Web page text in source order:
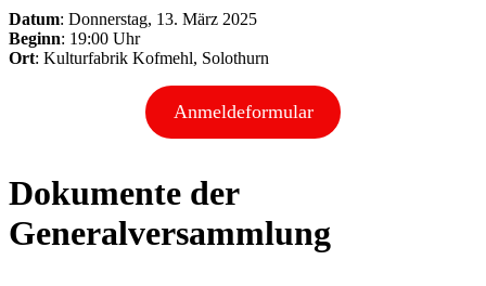
Datum: Donnerstag, 13. März 2025
Beginn: 19:00 Uhr
Ort: Kulturfabrik Kofmehl, Solothurn
Anmeldeformular
Dokumente der
Generalversammlung